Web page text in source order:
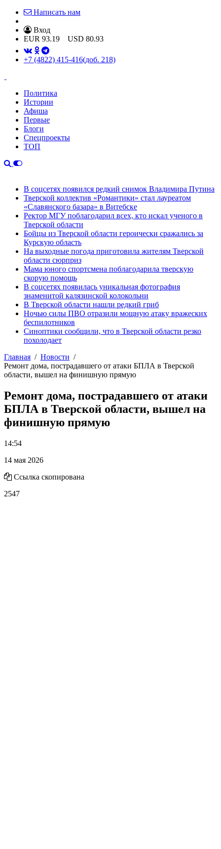
Написать нам
Вход
EUR 93.19 USD 80.93
+7 (4822) 415-416(доб. 218)
Политика
Истории
Афиша
Первые
Блоги
Спецпроекты
ТОП
В соцсетях появился редкий снимок Владимира Путина
Тверской коллектив «Романтики» стал лауреатом
«Славянского базара» в Витебске
Ректор МГУ поблагодарил всех, кто искал ученого в
Тверской области
Бойцы из Тверской области героически сражались за
Курскую область
На выходные погода приготовила жителям Тверской
области сюрприз
Мама юного спортсмена поблагодарила тверскую
скорую помощь
В соцсетях появилась уникальная фотография
знаменитой калязинской колокольни
В Тверской области нашли редкий гриб
Ночью силы ПВО отразили мощную атаку вражеских
беспилотников
Синоптики сообщили, что в Тверской области резко
похолодает
Главная
Новости
Ремонт дома, пострадавшего от атаки БПЛА в Тверской
области, вышел на финишную прямую
Ремонт дома, пострадавшего от атаки
БПЛА в Тверской области, вышел на
финишную прямую
14:54
14 мая 2026
Ссылка скопирована
2547